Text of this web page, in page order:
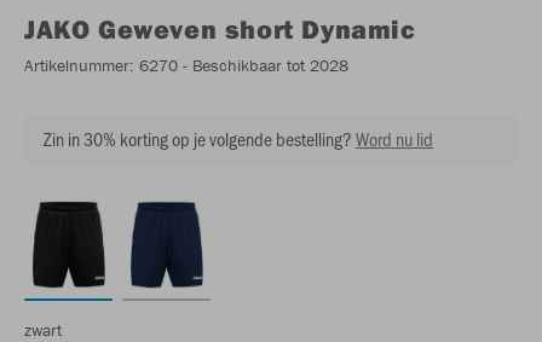
JAKO Geweven short Dynamic
Artikelnummer: 6270 - Beschikbaar tot 2028
Zin in 30% korting op je volgende bestelling?Word nu lid
zwart